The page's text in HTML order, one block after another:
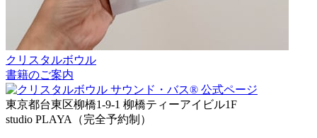
クリスタルボウル
書籍のご案内
東京都台東区柳橋1-9-1 柳橋ティーアイビル1F
studio PLAYA（完全予約制）